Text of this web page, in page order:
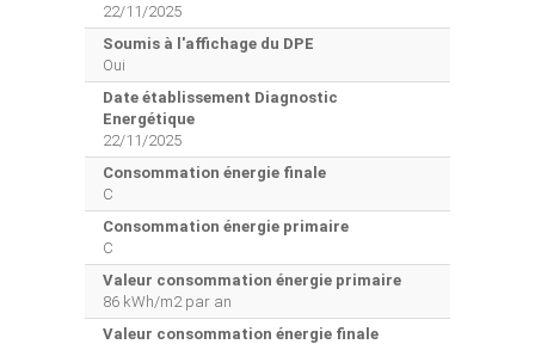
22/11/2025
Soumis à l'affichage du DPE
Oui
Date établissement Diagnostic
Energétique
22/11/2025
Consommation énergie finale
C
Consommation énergie primaire
C
Valeur consommation énergie primaire
86 kWh/m2 par an
Valeur consommation énergie finale